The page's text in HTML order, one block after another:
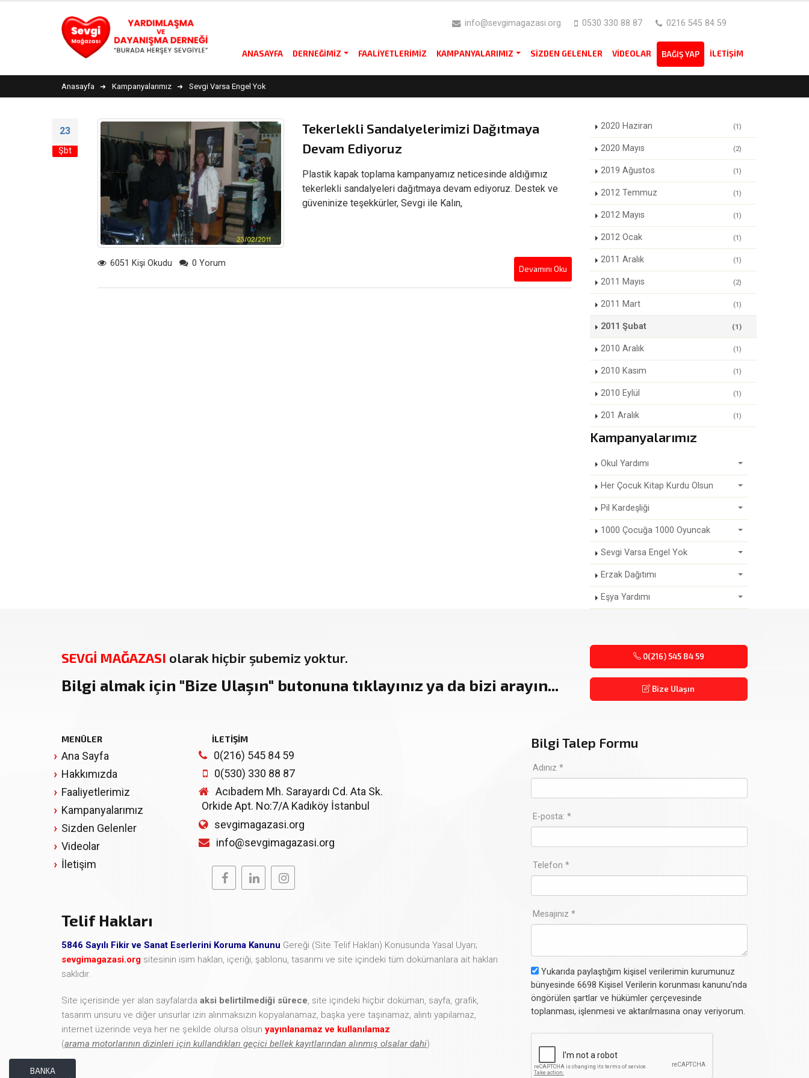
info@sevgimagazasi.org 0530 330 88 87 0216 545 84 59
ANASAYFA DERNEĞIMIZ FAALIYETLERIMIZ KAMPANYALARIMIZ SIZDEN GELENLER VIDEOLAR BAĞIŞ YAP İLETIŞIM
Anasayfa Kampanyalarımız Sevgi Varsa Engel Yok
23
Şbt
Tekerlekli Sandalyelerimizi Dağıtmaya
Devam Ediyoruz
Plastik kapak toplama kampanyamız neticesinde aldığımız
tekerlekli sandalyeleri dağıtmaya devam ediyoruz. Destek ve
güveninize teşekkürler, Sevgi ile Kalın,
6051 Kişi Okudu 0 Yorum
Devamını Oku
2020 Haziran (1)
2020 Mayıs (2)
2019 Ağustos (1)
2012 Temmuz (1)
2012 Mayıs (1)
2012 Ocak (1)
2011 Aralık (1)
2011 Mayıs (2)
2011 Mart (1)
2011 Şubat (1)
2010 Aralık (1)
2010 Kasım (1)
2010 Eylül (1)
201 Aralık (1)
Kampanyalarımız
Okul Yardımı
Her Çocuk Kitap Kurdu Olsun
Pil Kardeşliği
1000 Çocuğa 1000 Oyuncak
Sevgi Varsa Engel Yok
Erzak Dağıtımı
Eşya Yardımı
SEVGİ MAĞAZASI olarak hiçbir şubemiz yoktur.
Bilgi almak için "Bize Ulaşın" butonuna tıklayınız ya da bizi arayın...
0(216) 545 84 59
Bize Ulaşın
MENÜLER
Ana Sayfa
Hakkımızda
Faaliyetlerimiz
Kampanyalarımız
Sizden Gelenler
Videolar
İletişim
İLETİŞİM
0(216) 545 84 59
0(530) 330 88 87
Acıbadem Mh. Sarayardı Cd. Ata Sk.
Orkide Apt. No:7/A Kadıköy İstanbul
sevgimagazasi.org
info@sevgimagazasi.org
Telif Hakları
5846 Sayılı Fikir ve Sanat Eserlerini Koruma Kanunu Gereği (Site Telif Hakları) Konusunda Yasal Uyarı;
sevgimagazasi.org sitesinin isim hakları, içeriği, şablonu, tasarımı ve site içindeki tüm dokümanlara ait hakları
saklıdır.
Site içerisinde yer alan sayfalarda aksi belirtilmediği sürece, site içindeki hiçbir doküman, sayfa, grafik,
tasarım unsuru ve diğer unsurlar izin alınmaksızın kopyalanamaz, başka yere taşınamaz, alıntı yapılamaz,
internet üzerinde veya her ne şekilde olursa olsun yayınlanamaz ve kullanılamaz .
(arama motorlarının dizinleri için kullandıkları geçici bellek kayıtlarından alınmış olsalar dahi)
Bilgi Talep Formu
Adınız *
E-posta: *
Telefon *
Mesajınız *
Yukarıda paylaştığım kişisel verilerimin kurumunuz
bünyesinde 6698 Kişisel Verilerin korunması kanunu’nda
öngörülen şartlar ve hükümler çerçevesinde
toplanması, işlenmesi ve aktarılmasına onay veriyorum.
BANKA